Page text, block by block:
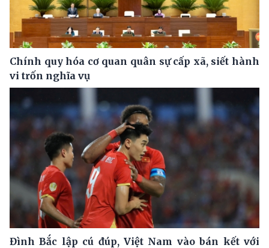
Chính quy hóa cơ quan quân sự cấp xã, siết hành
vi trốn nghĩa vụ
Đình Bắc lập cú đúp, Việt Nam vào bán kết với